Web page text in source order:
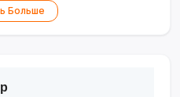
«белый мрамор с
Больше